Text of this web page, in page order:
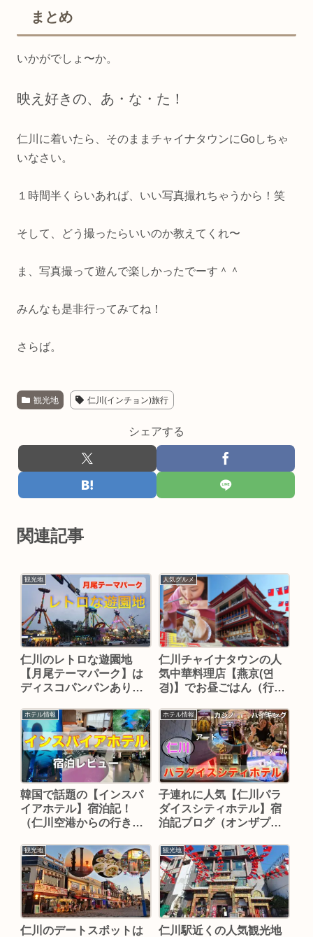
まとめ
いかがでしょ〜か。
映え好きの、あ・な・た！
仁川に着いたら、そのままチャイナタウンにGoしちゃ
いなさい。
１時間半くらいあれば、いい写真撮れちゃうから！笑
そして、どう撮ったらいいのか教えてくれ〜
ま、写真撮って遊んで楽しかったでーす＾＾
みんなも是非行ってみてね！
さらば。
観光地 仁川(インチョン)旅行
シェアする
関連記事
観光地
仁川のレトロな遊園地
【月尾テーマパーク】は
ディスコパンパンあり！
人気グルメ
仁川チャイナタウンの人
気中華料理店【燕京(연
경)】でお昼ごはん（行き
ホテル情報
韓国で話題の【インスパ
イアホテル】宿泊記！
（仁川空港からの行き
ホテル情報
子連れに人気【仁川パラ
ダイスシティホテル】宿
泊記ブログ（オンザプレ
観光地
仁川のデートスポットは
観光地
仁川駅近くの人気観光地